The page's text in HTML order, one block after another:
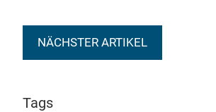
NÄCHSTER ARTIKEL
Tags